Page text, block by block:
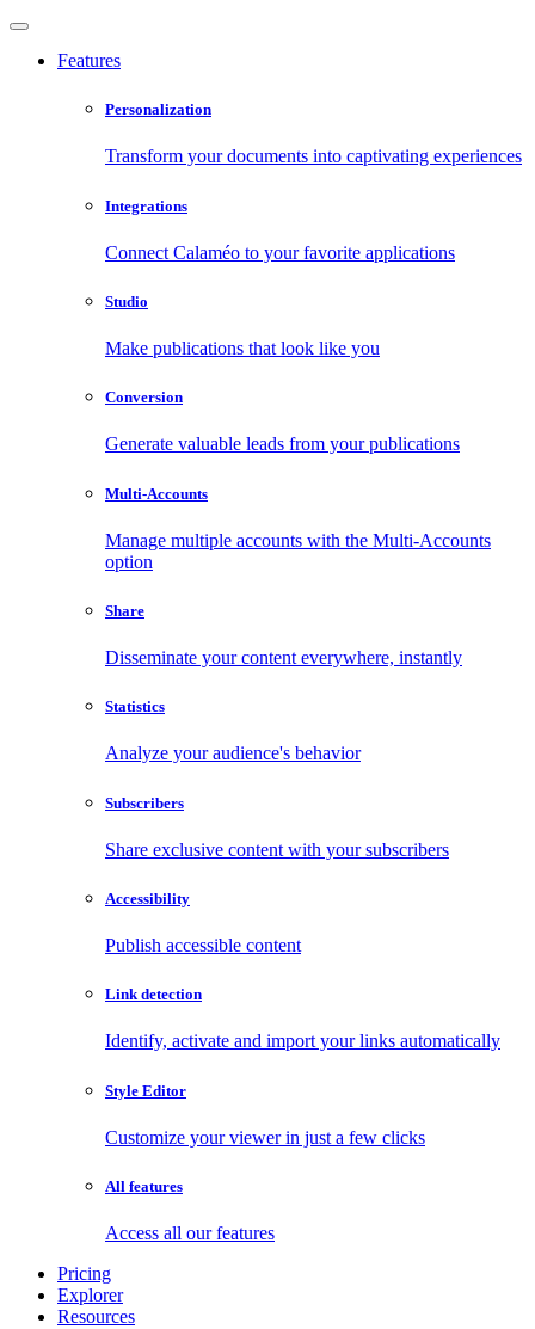
Features
Personalization
Transform your documents into captivating experiences
Integrations
Connect Calaméo to your favorite applications
Studio
Make publications that look like you
Conversion
Generate valuable leads from your publications
Multi-Accounts
Manage multiple accounts with the Multi-Accounts
option
Share
Disseminate your content everywhere, instantly
Statistics
Analyze your audience's behavior
Subscribers
Share exclusive content with your subscribers
Accessibility
Publish accessible content
Link detection
Identify, activate and import your links automatically
Style Editor
Customize your viewer in just a few clicks
All features
Access all our features
Pricing
Explorer
Resources